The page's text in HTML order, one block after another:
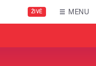
ŽIVĚ MENU